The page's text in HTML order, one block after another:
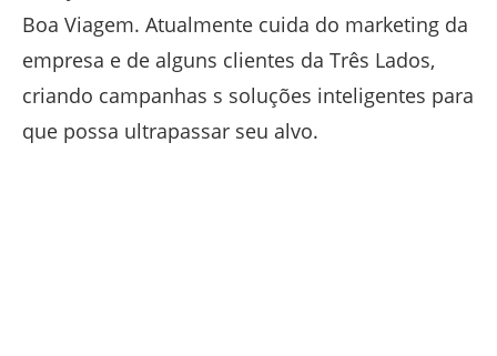
Boa Viagem. Atualmente cuida do marketing da
empresa e de alguns clientes da Três Lados,
criando campanhas s soluções inteligentes para
que possa ultrapassar seu alvo.